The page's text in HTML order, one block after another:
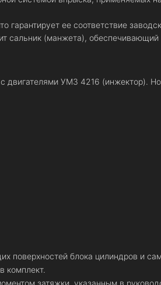
гарантирует ее соответствие
сальник (манжета), обеспечивающий
двигателями УМЗ 4216 (инжектор).
поверхностей блока цилиндров и
комплект.
затяжки, указанным в